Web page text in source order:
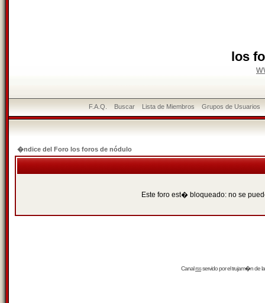
los
F.A.Q. Buscar Lista de Miembros Grupos de Usuarios
�ndice del Foro los foros de nódulo
Este foro est� bloqueado: no se
Canalrssservido por eltrujam�nde